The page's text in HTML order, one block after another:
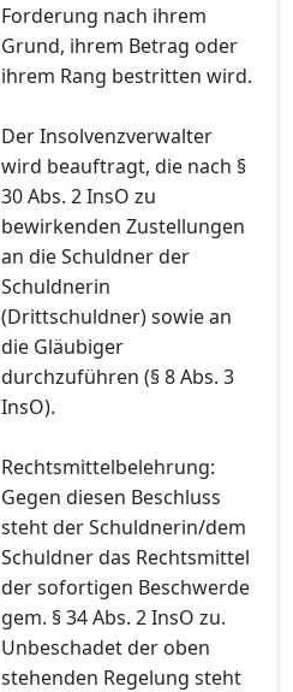
Forderung nach ihrem
Grund, ihrem Betrag oder
ihrem Rang bestritten wird.
Der Insolvenzverwalter
wird beauftragt, die nach §
30 Abs. 2 InsO zu
bewirkenden Zustellungen
an die Schuldner der
Schuldnerin
(Drittschuldner) sowie an
die Gläubiger
durchzuführen (§ 8 Abs. 3
InsO).
Rechtsmittelbelehrung:
Gegen diesen Beschluss
steht der Schuldnerin/dem
Schuldner das Rechtsmittel
der sofortigen Beschwerde
gem. § 34 Abs. 2 InsO zu.
Unbeschadet der oben
stehenden Regelung steht